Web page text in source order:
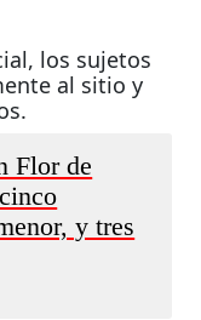
los sujetos
al sitio y
Flor de
y tres